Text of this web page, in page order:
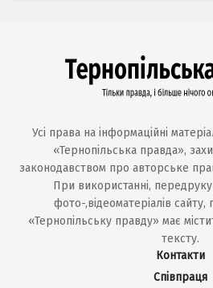
Усі права на інформаційні
«Тернопільська правда»,
законодавством про авторське
При використанні,
фото-,відеоматеріалів сайту,
«Тернопільську правду» має
тексту.
Контакти
Співпраця